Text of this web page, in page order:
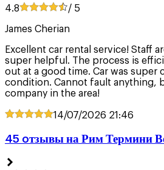
4.8 / 5
James Cherian
Excellent car rental service! Staff
super helpful. The process is
out at a good time. Car was super
condition. Cannot fault anything,
company in the area!
14/07/2026 21:46
45 oтзывы на Рим Термини